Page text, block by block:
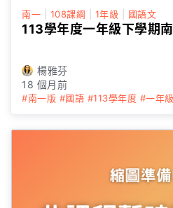
南一 108課綱 1年級 國語文
113學年度一年級下學期
楊雅芬
18 個月前
#南一版 #國語 #113學年度 #一年